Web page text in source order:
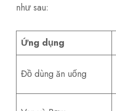
như sau:
Ứng dụng
Đồ dùng ăn uống